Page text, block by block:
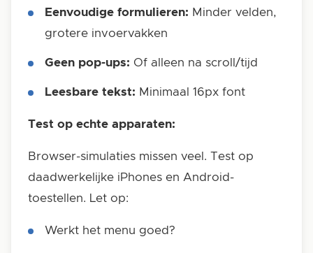
Eenvoudige formulieren: Minder velden,
grotere invoervakken
Geen pop-ups: Of alleen na scroll/tijd
Leesbare tekst: Minimaal 16px font
Test op echte apparaten:
Browser-simulaties missen veel. Test op
daadwerkelijke iPhones en Android-
toestellen. Let op:
Werkt het menu goed?